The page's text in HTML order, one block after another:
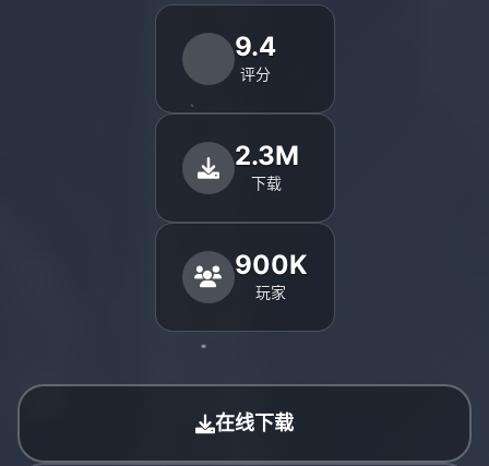
9.4
评分
2.3M
下载
900K
玩家
在线下载